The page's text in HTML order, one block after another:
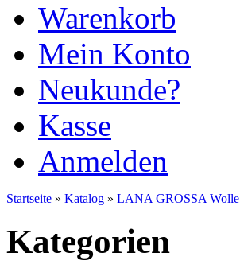
Warenkorb
Mein Konto
Neukunde?
Kasse
Anmelden
Startseite » Katalog » LANA GROSSA Wolle
Kategorien